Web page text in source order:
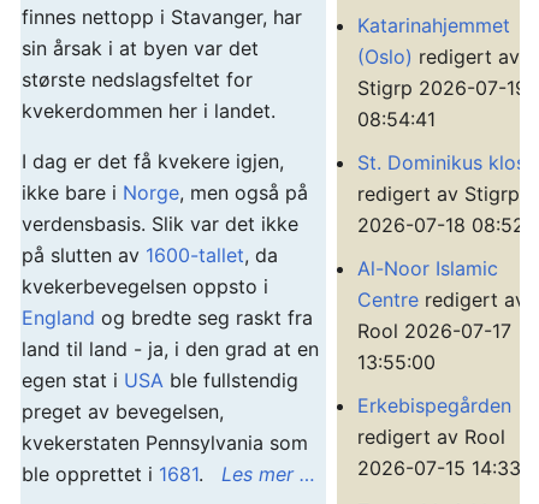
finnes nettopp i Stavanger, har
sin årsak i at byen var det
største nedslagsfeltet for
kvekerdommen her i landet.
I dag er det få kvekere igjen,
ikke bare i Norge, men også på
verdensbasis. Slik var det ikke
på slutten av 1600-tallet, da
kvekerbevegelsen oppsto i
England og bredte seg raskt fra
land til land - ja, i den grad at en
egen stat i USA ble fullstendig
preget av bevegelsen,
kvekerstaten Pennsylvania som
ble opprettet i 1681. Les mer …
Katarinahjemmet
(Oslo) redigert av
Stigrp 2026-07-19
08:54:41
St. Dominikus
redigert av Stigrp
2026-07-18
Al-Noor Islamic
Centre redigert av
Rool 2026-07-17
13:55:00
Erkebispegården
redigert av Rool
2026-07-15